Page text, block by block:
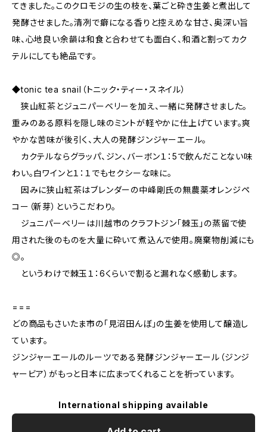
てきました。このクロモジの生の枝を、葉ごと砕き生姜と煮出して
発酵させました。清冽で癖になる香りと控えめな甘さ、奥深い旨
味、心地良い余韻は和食と合わせても面白く、和酒と割ってカク
テルにしても絶品です。
◆tonic tea snail（トニック・ティー・スネイル）
狭山紅茶とジュニパーベリーを加え、一緒に発酵させました。
重みのある原料を隠し味のミントが軽やかに仕上げています。爽
やかな苦味が後引く、大人の発酵ジンジャーエール。
カクテルならグラッパ、ジン、バーボン１：5で飲んだことない味
わい。白ワインと１：１でもセクシーな味に。
因みに狭山紅茶はブレンダーの中峰剛氏の無農薬オレンジペ
コー（新芽）というこだわり。
ジュニパーベリーは川越市のクラフトジン「棘玉」の蒸留で使
用された後のものを大量に砕いて煮込んで使用。廃棄物削減にも
◎。
というわけで棘玉１：6くらいで割ると漏れなく感動します。
===
どの商品もさいたま市の「見沼田んぼ」の生姜を使用して醸造し
ています。
ジンジャーエールのルーツである発酵ジンジャーエール（ジンジ
ャービア）がもっと日本に広まってくれることを祈っています。
International shipping available